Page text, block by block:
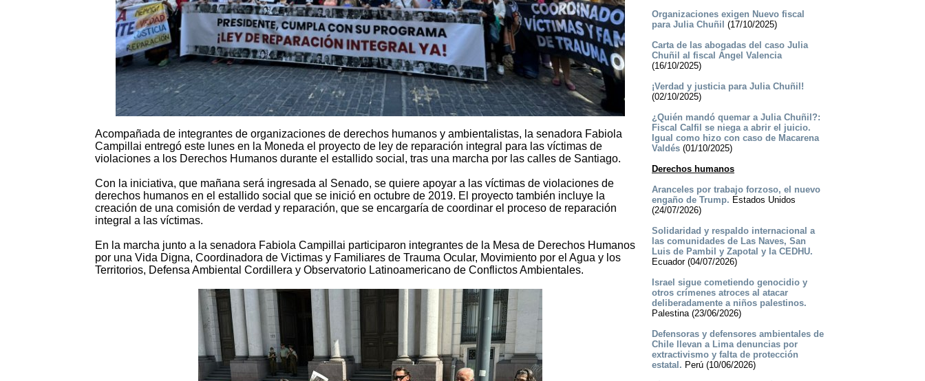
Acompañada de integrantes de organizaciones de derechos humanos y ambientalistas, la senadora Fabiola
Campillai entregó este lunes en la Moneda el proyecto de ley de reparación integral para las víctimas de
violaciones a los Derechos Humanos durante el estallido social, tras una marcha por las calles de Santiago.
Con la iniciativa, que mañana será ingresada al Senado, se quiere apoyar a las víctimas de violaciones de
derechos humanos en el estallido social que se inició en octubre de 2019. El proyecto también incluye la
creación de una comisión de verdad y reparación, que se encargaría de coordinar el proceso de reparación
integral a las víctimas.
En la marcha junto a la senadora Fabiola Campillai participaron integrantes de la Mesa de Derechos Humanos
por una Vida Digna, Coordinadora de Victimas y Familiares de Trauma Ocular, Movimiento por el Agua y los
Territorios, Defensa Ambiental Cordillera y Observatorio Latinoamericano de Conflictos Ambientales.
Organizaciones exigen Nuevo fiscal
para Julia Chuñil (17/10/2025)
Carta de las abogadas del caso Julia
Chuñil al fiscal Ángel Valencia
(16/10/2025)
¡Verdad y justicia para Julia Chuñil!
(02/10/2025)
¿Quién mandó quemar a Julia Chuñil?:
Fiscal Calfil se niega a abrir el juicio.
Igual como hizo con caso de Macarena
Valdés(01/10/2025)
Derechos humanos
Aranceles por trabajo forzoso, el nuevo
engaño de Trump. Estados Unidos
(24/07/2026)
Solidaridad y respaldo internacional a
las comunidades de Las Naves, San
Luis de Pambil y Zapotal y la CEDHU.
Ecuador (04/07/2026)
Israel sigue cometiendo genocidio y
otros crímenes atroces al atacar
deliberadamente a niños palestinos.
Palestina (23/06/2026)
Defensoras y defensores ambientales de
Chile llevan a Lima denuncias por
extractivismo y falta de protección
estatal. Perú (10/06/2026)